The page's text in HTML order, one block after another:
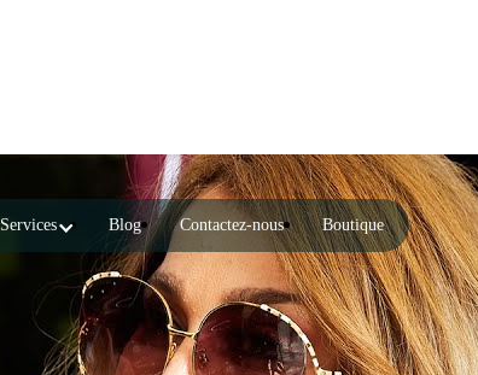
Services Blog Contactez-nous Boutique